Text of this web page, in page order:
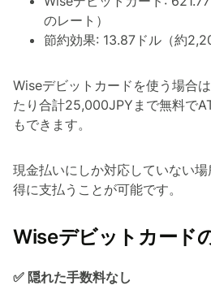
のレート）
節約効果: 13.87ドル（約
Wiseデビットカードを使う場合
たり合計25,000JPYまで無料で
もできます。
現金払いにしか対応していない
得に支払うことが可能です。
Wiseデビットカード
✅ 隠れた手数料なし